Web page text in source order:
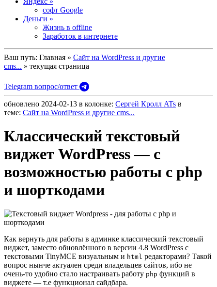
софт Google
Деньги »
Жизнь в offline
Заработок в интернете
Ваш путь: Главная » Сайт на WordPress и другие
cms... » текущая страница
Telegram вопрос/ответ
обновлено 2024-02-13 в колонке: Сергей Кролл ATs в
теме: Сайт на WordPress и другие cms...
Классический текстовый
виджет WordPress — с
возможностью работы с php
и шорткодами
Как вернуть для работы в админке классический текстовый
виджет, заместо обновлённого в версии 4.8 WordPress с
текстовыми TinyMCE визуальным и html редакторами? Такой
вопрос нынче актуален среди владельцев сайтов, ибо не
очень-то удобно стало настраивать работу php функций в
виджете — т.е функционал сайдбара.